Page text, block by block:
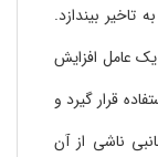
تاخیر بیندازد.
یک عامل افزایش
قرار گیرد و
ناشی از آن